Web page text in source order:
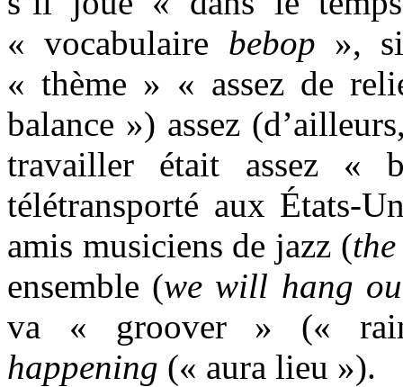
« vocabulaire bebop »,
« thème » « assez de
balance ») assez
travailler était assez «
télétransporté aux États-
amis musiciens de jazz (
ensemble (we will hang
va « groover » («
happening (« aura lieu »).